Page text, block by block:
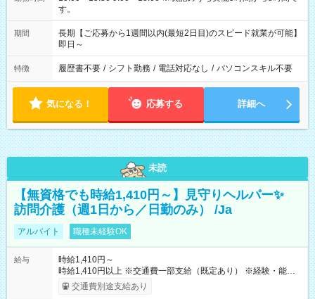
す。
期間
長期【ご応募から1週間以内(最短2日目)のスピード就業が可能】
即日～
特徴 履歴書不要 / シフト勤務 / 電話対応なし / パソコンスキル不要
気になる！ 応募する 詳細へ
未読
【無資格でも時給1,410円～】見守りヘルパー✨
訪問介護（週1日から／日勤のみ） /Ja
アルバイト 職種未経験OK
給与
時給1,410円～
時給1,410円以上 ※交通費一部支給（既定あり） ※経験・能力を
考慮して決定します 【収入例】 週1回勤務の場合：1,410円×8時
間×4回=4万5,120円 週3回勤務の場合：1,410円×8時間×12回
交通費別途支給あり